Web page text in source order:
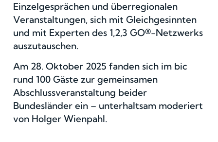
Einzelgesprächen und überregionalen
Veranstaltungen, sich mit Gleichgesinnten
und mit Experten des 1,2,3 GO®-Netzwerks
auszutauschen.
Am 28. Oktober 2025 fanden sich im bic
rund 100 Gäste zur gemeinsamen
Abschlussveranstaltung beider
Bundesländer ein – unterhaltsam moderiert
von Holger Wienpahl.